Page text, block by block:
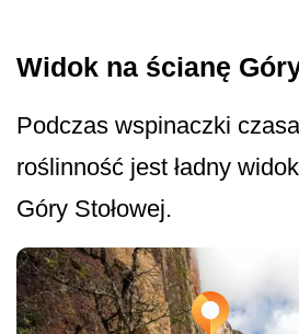
Widok na ścianę
Podczas wspinaczki
roślinność jest ładny
Góry Stołowej.